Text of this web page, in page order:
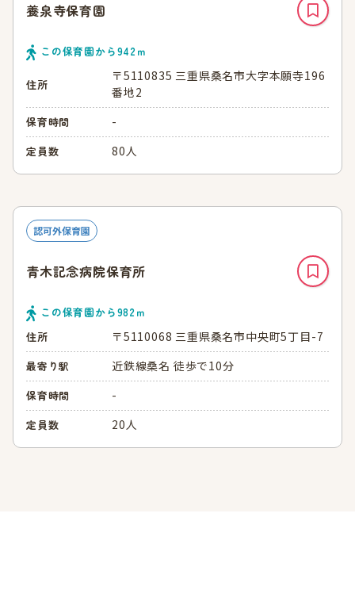
養泉寺保育園
この保育園から942ｍ
住所
〒5110835 三重県桑名市大字本願寺196
番地2
保育時間 -
定員数 80人
認可外保育園
青木記念病院保育所
この保育園から982ｍ
住所
〒5110068 三重県桑名市中央町5丁目-7
最寄り駅 近鉄線桑名 徒歩で10分
保育時間 -
定員数 20人